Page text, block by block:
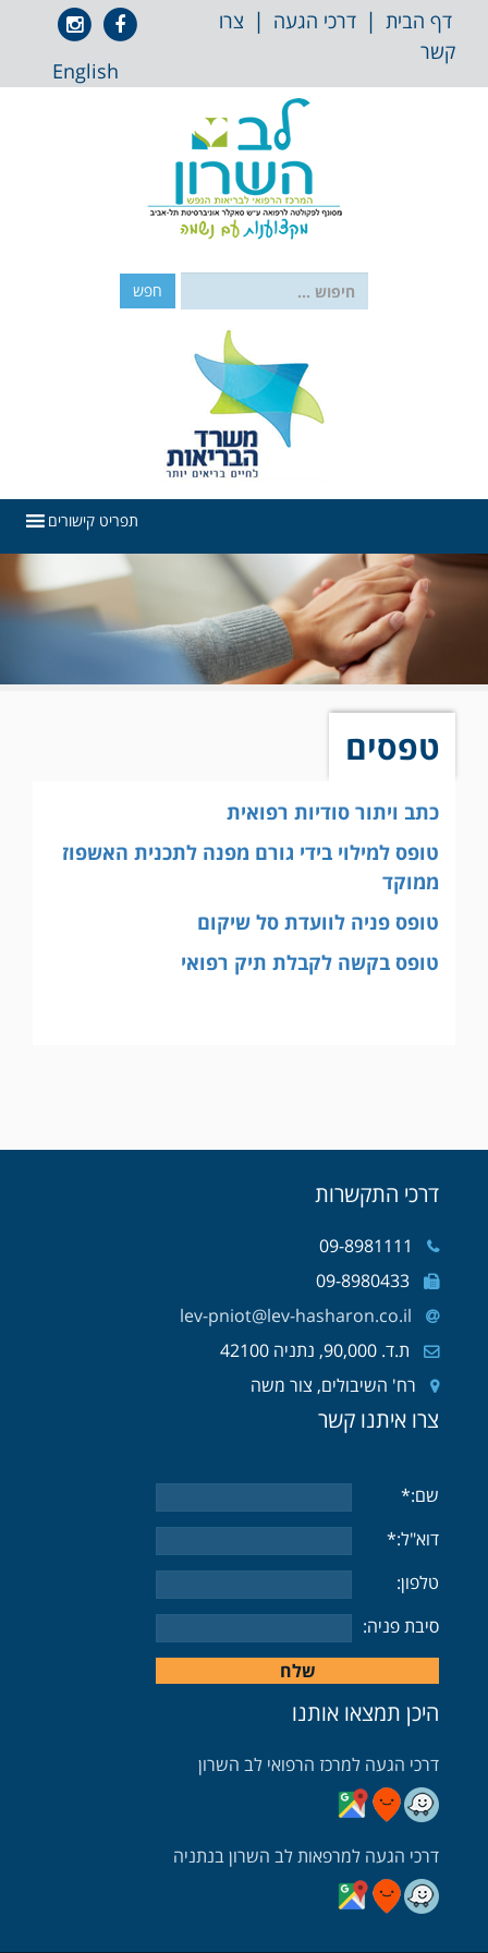
לתוכן
דף הבית| דרכי הגעה| צרו
קשר
אייקון
פייסבוק
אייקון
אינסטגרם
English
תפריט קישורים
טפסים
כתב ויתור סודיות רפואית
טופס למילוי בידי גורם מפנה לתכנית האשפוז
ממוקד
טופס פניה לוועדת סל שיקום
טופס בקשה לקבלת תיק רפואי
דרכי התקשרות
09-8981111
09-8980433
lev-pniot@lev-hasharon.co.il
ת.ד. 90,000, נתניה 42100
רח' השיבולים, צור משה
צרו איתנו קשר
שם:*
דוא"ל:*
טלפון:
סיבת פניה:
היכן תמצאו אותנו
דרכי הגעה למרכז הרפואי לב השרון
דרכי הגעה בעזרת וויז
דרכי הגעה בעזרת מובאיט
דרכי הגעה בעזרת גוגל
דרכי הגעה למרפאות לב השרון בנתניה
דרכי הגעה למרפאה בנתניה בעזרת וויז
דרכי הגעה למרפאה בנתניה בעזרת מובאיט
דרכי הגעה למרפאה בנתניה בעזרת גוגל